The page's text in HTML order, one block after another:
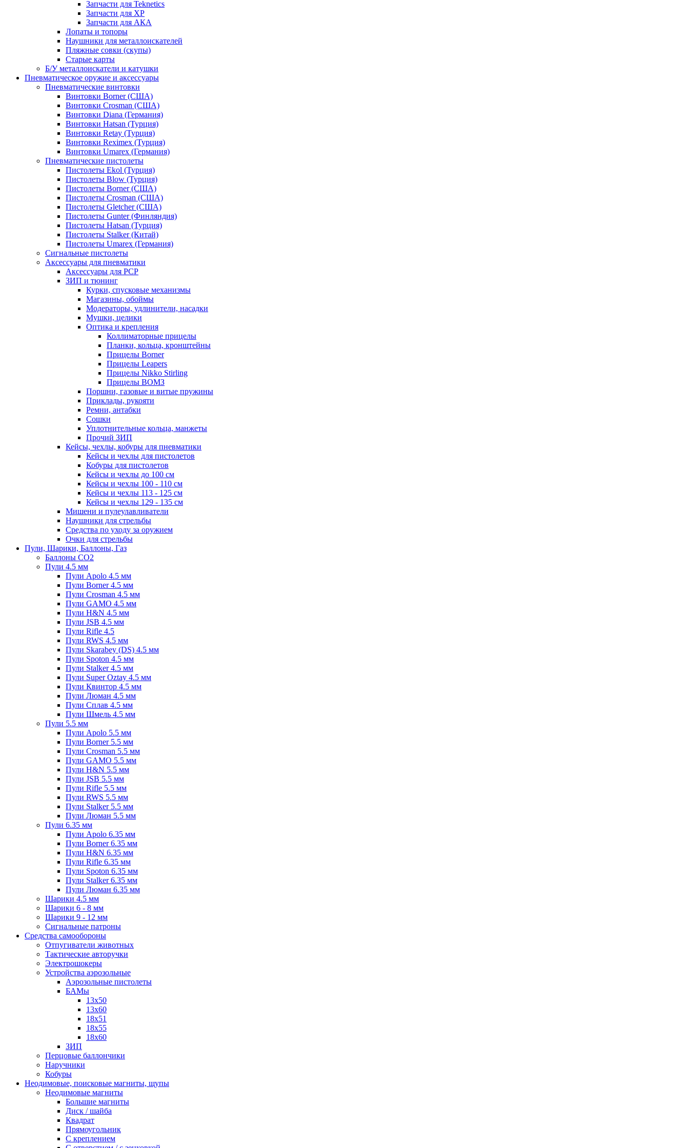
Запчасти для Teknetics
Запчасти для XP
Запчасти для АКА
Лопаты и топоры
Наушники для металлоискателей
Пляжные совки (скупы)
Старые карты
Б/У металлоискатели и катушки
Пневматическое оружие и аксессуары
Пневматические винтовки
Винтовки Borner (США)
Винтовки Crosman (США)
Винтовки Diana (Германия)
Винтовки Hatsan (Турция)
Винтовки Retay (Турция)
Винтовки Reximex (Турция)
Винтовки Umarex (Германия)
Пневматические пистолеты
Пистолеты Ekol (Турция)
Пистолеты Blow (Турция)
Пистолеты Borner (США)
Пистолеты Crosman (США)
Пистолеты Gletcher (США)
Пистолеты Gunter (Финляндия)
Пистолеты Hatsan (Турция)
Пистолеты Stalker (Китай)
Пистолеты Umarex (Германия)
Сигнальные пистолеты
Аксессуары для пневматики
Аксессуары для PCP
ЗИП и тюнинг
Курки, спусковые механизмы
Магазины, обоймы
Модераторы, удлинители, насадки
Мушки, целики
Оптика и крепления
Коллиматорные прицелы
Планки, кольца, кронштейны
Прицелы Borner
Прицелы Leapers
Прицелы Nikko Stirling
Прицелы ВОМЗ
Поршни, газовые и витые пружины
Приклады, рукояти
Ремни, антабки
Сошки
Уплотнительные кольца, манжеты
Прочий ЗИП
Кейсы, чехлы, кобуры для пневматики
Кейсы и чехлы для пистолетов
Кобуры для пистолетов
Кейсы и чехлы до 100 см
Кейсы и чехлы 100 - 110 см
Кейсы и чехлы 113 - 125 см
Кейсы и чехлы 129 - 135 см
Мишени и пулеулавливатели
Наушники для стрельбы
Средства по уходу за оружием
Очки для стрельбы
Пули, Шарики, Баллоны, Газ
Баллоны CO2
Пули 4.5 мм
Пули Apolo 4.5 мм
Пули Borner 4.5 мм
Пули Crosman 4.5 мм
Пули GAMO 4.5 мм
Пули H&N 4.5 мм
Пули JSB 4.5 мм
Пули Rifle 4.5
Пули RWS 4.5 мм
Пули Skarabey (DS) 4.5 мм
Пули Spoton 4.5 мм
Пули Stalker 4.5 мм
Пули Super Oztay 4.5 мм
Пули Квинтор 4.5 мм
Пули Люман 4.5 мм
Пули Сплав 4.5 мм
Пули Шмель 4.5 мм
Пули 5.5 мм
Пули Apolo 5.5 мм
Пули Borner 5.5 мм
Пули Crosman 5.5 мм
Пули GAMO 5.5 мм
Пули H&N 5.5 мм
Пули JSB 5.5 мм
Пули Rifle 5.5 мм
Пули RWS 5.5 мм
Пули Stalker 5.5 мм
Пули Люман 5.5 мм
Пули 6.35 мм
Пули Apolo 6.35 мм
Пули Borner 6.35 мм
Пули H&N 6.35 мм
Пули Rifle 6.35 мм
Пули Spoton 6.35 мм
Пули Stalker 6.35 мм
Пули Люман 6.35 мм
Шарики 4.5 мм
Шарики 6 - 8 мм
Шарики 9 - 12 мм
Сигнальные патроны
Средства самообороны
Отпугиватели животных
Тактические авторучки
Электрошокеры
Устройства аэрозольные
Аэрозольные пистолеты
БАМы
13х50
13х60
18х51
18х55
18х60
ЗИП
Перцовые баллончики
Наручники
Кобуры
Неодимовые, поисковые магниты, щупы
Неодимовые магниты
Большие магниты
Диск / шайба
Квадрат
Прямоугольник
С креплением